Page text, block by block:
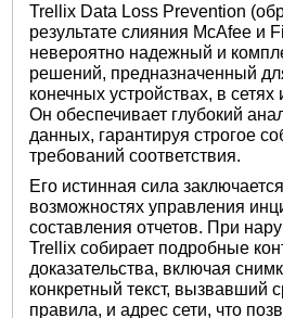
Trellix Data Loss Prevention
результате слияния McAfee и
невероятно надежный и
решений, предназначенный
конечных устройствах, в
Он обеспечивает глубокий
данных, гарантируя строгое
требований соответствия.
Его истинная сила
возможностях управления
составления отчетов. При
Trellix собирает подробные
доказательства, включая
конкретный текст, вызвавший
правила, и адрес сети, что